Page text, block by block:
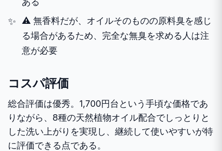
⚠️ 無香料だが、オイルそのものの原料臭を感じ
る場合があるため、完全な無臭を求める人は注
意が必要
コスパ評価
総合評価は優秀。1,700円台という手頃な価格であ
りながら、8種の天然植物オイル配合でしっとりと
した洗い上がりを実現し、継続して使いやすいが特
に評価できる点である。